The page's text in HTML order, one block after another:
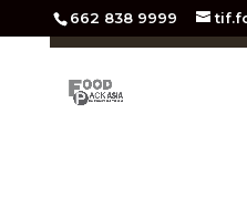
662 838 9999